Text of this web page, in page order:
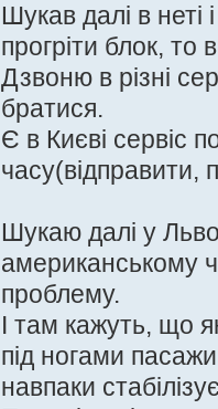
Шукав далі в
прогріти блок, то
Дзвоню в різні
братися.
Є в Києві сервіс
часу(відправити,
Шукаю далі у
американському
проблему.
І там кажуть, що
під ногами
навпаки